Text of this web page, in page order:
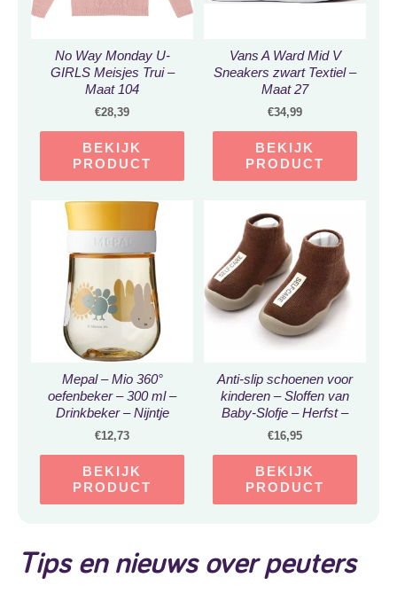
No Way Monday U-
GIRLS Meisjes Trui –
Maat 104
€28,39
BEKIJK
PRODUCT
Vans A Ward Mid V
Sneakers zwart Textiel –
Maat 27
€34,99
BEKIJK
PRODUCT
Mepal – Mio 360°
oefenbeker – 300 ml –
Drinkbeker – Nijntje
explore
€12,73
BEKIJK
PRODUCT
Anti-slip schoenen voor
kinderen – Sloffen van
Baby-Slofje – Herfst –
Winter – Mokka Bruin
€16,95
BEKIJK
PRODUCT
Tips en nieuws over peuters